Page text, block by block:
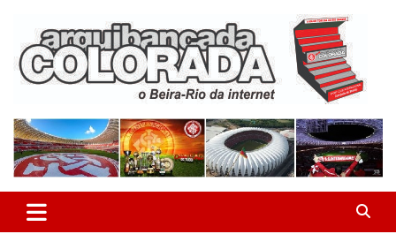
content
Arquibancada Colorada